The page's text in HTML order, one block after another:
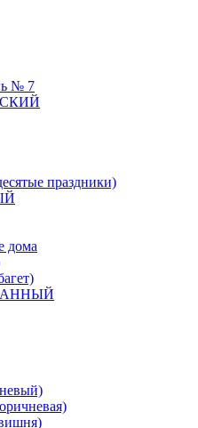
№ 7
праздники)
дома